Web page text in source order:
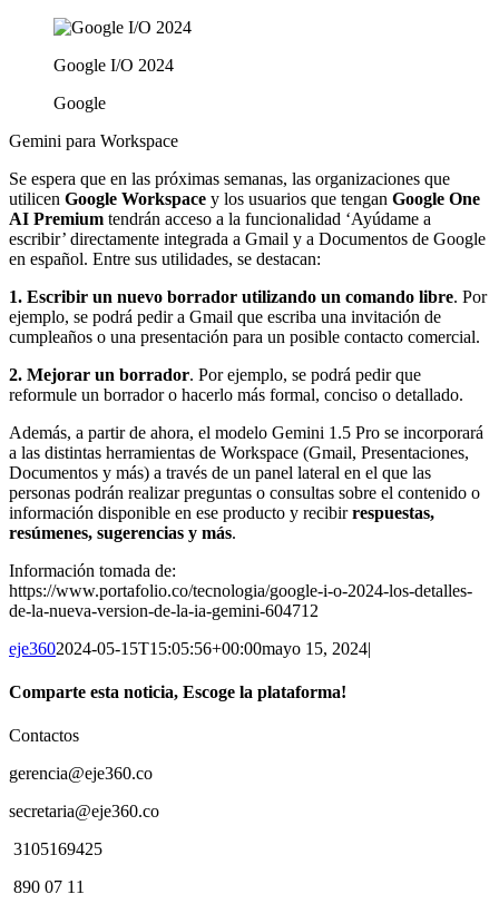
Google I/O 2024
Google
Gemini para Workspace
Se espera que en las próximas semanas, las organizaciones que
utilicen Google Workspace y los usuarios que tengan Google One
AI Premium tendrán acceso a la funcionalidad ‘Ayúdame a
escribir’ directamente integrada a Gmail y a Documentos de Google
en español. Entre sus utilidades, se destacan:
1. Escribir un nuevo borrador utilizando un comando libre. Por
ejemplo, se podrá pedir a Gmail que escriba una invitación de
cumpleaños o una presentación para un posible contacto comercial.
2. Mejorar un borrador. Por ejemplo, se podrá pedir que
reformule un borrador o hacerlo más formal, conciso o detallado.
Además, a partir de ahora, el modelo Gemini 1.5 Pro se incorporará
a las distintas herramientas de Workspace (Gmail, Presentaciones,
Documentos y más) a través de un panel lateral en el que las
personas podrán realizar preguntas o consultas sobre el contenido o
información disponible en ese producto y recibirrespuestas,
resúmenes, sugerencias y más.
Información tomada de:
https://www.portafolio.co/tecnologia/google-i-o-2024-los-detalles-
de-la-nueva-version-de-la-ia-gemini-604712
eje3602024-05-15T15:05:56+00:00mayo 15, 2024|
Comparte esta noticia, Escoge la plataforma!
Facebook
Twitter
WhatsApp
Contactos
gerencia@eje360.co
secretaria@eje360.co
3105169425
890 07 11